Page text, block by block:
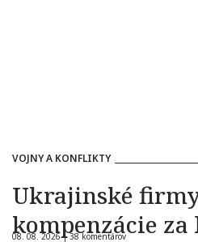
VOJNY A KONFLIKTY
Ukrajinské
kompenzácie
08. 08. 2026 |38 komentárov